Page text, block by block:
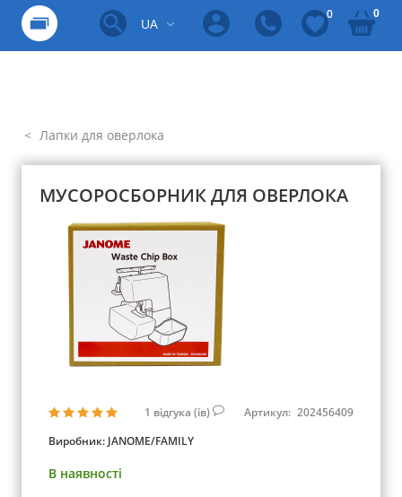
UA
0 0
Лапки для оверлока
МУСОРОСБОРНИК ДЛЯ ОВЕРЛОКА
1 відгука (ів) Артикул: 202456409
Виробник: JANOME/FAMILY
В наявності